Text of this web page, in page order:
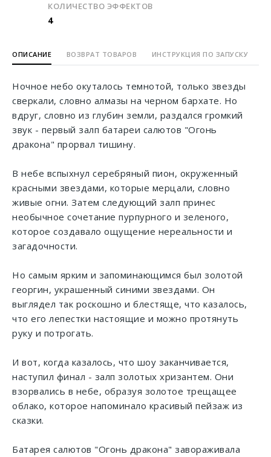
КОЛИЧЕСТВО ЭФФЕКТОВ
4
ОПИСАНИЕ ВОЗВРАТ ТОВАРОВ ИНСТРУКЦИЯ ПО ЗАПУСКУ
Ночное небо окуталось темнотой, только звезды
сверкали, словно алмазы на черном бархате. Но
вдруг, словно из глубин земли, раздался громкий
звук - первый залп батареи салютов "Огонь
дракона" прорвал тишину.
В небе вспыхнул серебряный пион, окруженный
красными звездами, которые мерцали, словно
живые огни. Затем следующий залп принес
необычное сочетание пурпурного и зеленого,
которое создавало ощущение нереальности и
загадочности.
Но самым ярким и запоминающимся был золотой
георгин, украшенный синими звездами. Он
выглядел так роскошно и блестяще, что казалось,
что его лепестки настоящие и можно протянуть
руку и потрогать.
И вот, когда казалось, что шоу заканчивается,
наступил финал - залп золотых хризантем. Они
взорвались в небе, образуя золотое трещащее
облако, которое напоминало красивый пейзаж из
сказки.
Батарея салютов "Огонь дракона" завораживала